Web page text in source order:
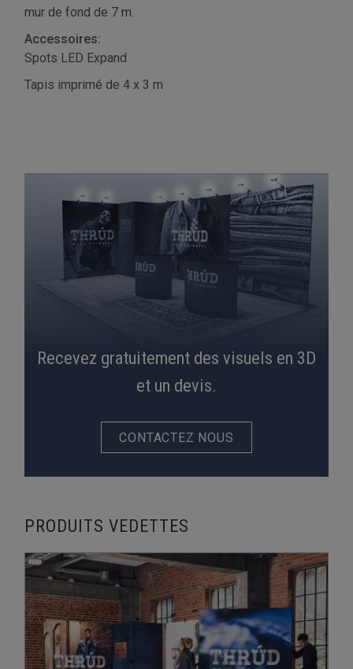
mur de fond de 7 m.
Accessoires:
Spots LED Expand
Tapis imprimé de 4 x 3 m
Recevez gratuitement des visuels en 3D
et un devis.
CONTACTEZ NOUS
PRODUITS VEDETTES